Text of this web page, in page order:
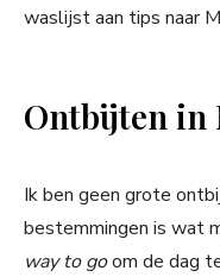
waslijst aan tips naar
Ontbijten in
Ik ben geen grote
bestemmingen is wat
way to goom de dag